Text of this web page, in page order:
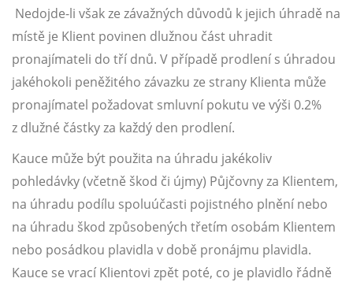
Nedojde-li však ze závažných důvodů k jejich úhradě na
místě je Klient povinen dlužnou část uhradit
pronajímateli do tří dnů. V případě prodlení s úhradou
jakéhokoli peněžitého závazku ze strany Klienta může
pronajímatel požadovat smluvní pokutu ve výši 0.2%
z dlužné částky za každý den prodlení.
Kauce může být použita na úhradu jakékoliv
pohledávky (včetně škod či újmy) Půjčovny za Klientem,
na úhradu podílu spoluúčasti pojistného plnění nebo
na úhradu škod způsobených třetím osobám Klientem
nebo posádkou plavidla v době pronájmu plavidla.
Kauce se vrací Klientovi zpět poté, co je plavidlo řádně